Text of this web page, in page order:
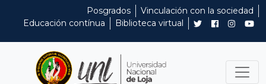
Posgrados
Vinculación con la sociedad
Educación contínua
Biblioteca virtual